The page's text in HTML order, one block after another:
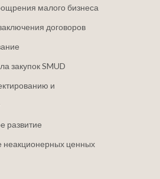
малого бизнеса
договоров
закупок SMUD
и
развитие
неакционерных ценных